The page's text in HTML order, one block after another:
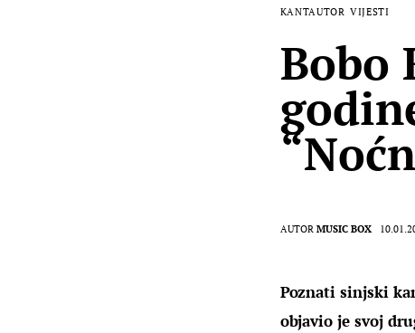
KANTAUTOR VIJESTI
Bobo
AUTOR MUSIC BOX
Poznati sinjski
objavio je svoj